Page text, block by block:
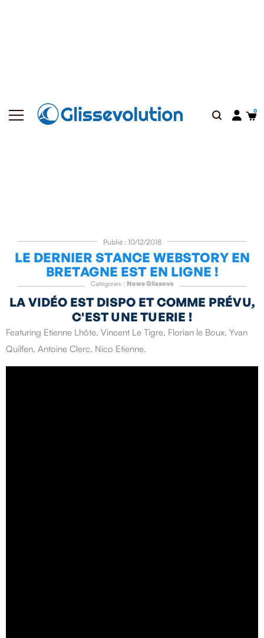
Publié : 10/12/2018
LE DERNIER STANCE WEBSTORY EN
BRETAGNE EST EN LIGNE !
Catégories : News Glissevo
LA VIDÉO EST DISPO ET COMME PRÉVU,
C'EST UNE TUERIE !
Featuring Etienne Lhôte, Vincent Le Tigre, Florian le Boux, Yvan
Quilfen, Antoine Clerc, Nico Etienne.